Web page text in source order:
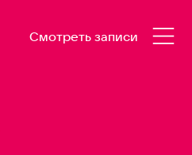
Смотреть записи